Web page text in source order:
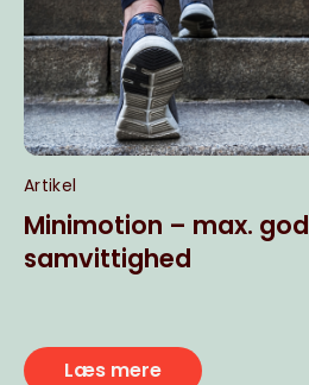
Artikel
Minimotion – max. god
samvittighed
Læs mere